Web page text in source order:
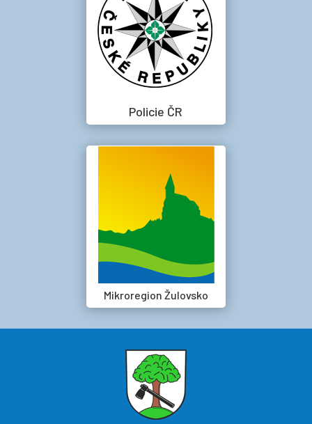
Policie ČR
Mikroregion Žulovsko